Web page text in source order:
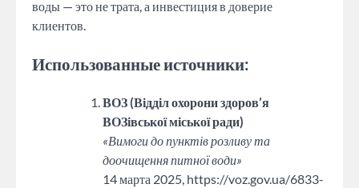
воды — это не трата, а инвестиция в доверие
клиентов.
Использованные источники:
ВОЗ (Відділ охорони здоров’я
ВОЗівської міської ради)
«Вимоги до пунктів розливу та
доочищення питної води»
14 марта 2025, https://voz.gov.ua/6833-